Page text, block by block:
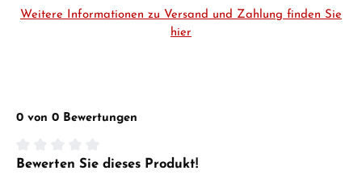
Weitere Informationen zu Versand und Zahlung finden Sie
hier
0 von 0 Bewertungen
Durchschnittliche Bewertung von 0 von 5 Sternen
Bewerten Sie dieses Produkt!